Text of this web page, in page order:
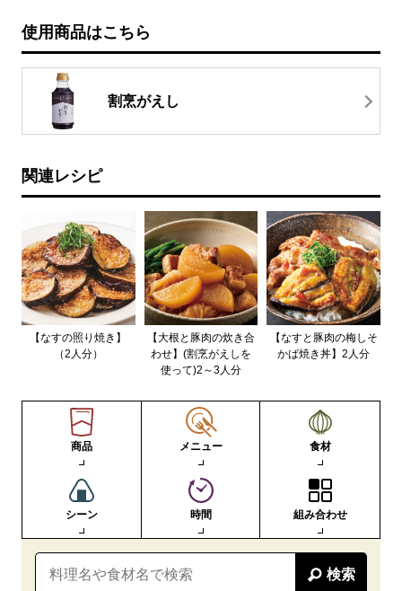
使用商品はこちら
割烹がえし
関連レシピ
【なすの照り焼き】
（2人分）
【大根と豚肉の炊き合
わせ】(割烹がえしを
使って)2～3人分
【なすと豚肉の梅しそ
かば焼き丼】2人分
商品 メニュー 食材
シーン 時間 組み合わせ
検索